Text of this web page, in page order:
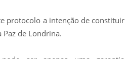
protocolo a intenção de constituir
Paz de Londrina.